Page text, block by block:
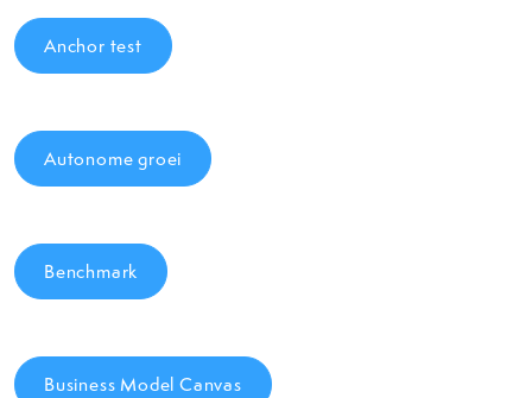
Anchor test
Autonome groei
Benchmark
Business Model Canvas